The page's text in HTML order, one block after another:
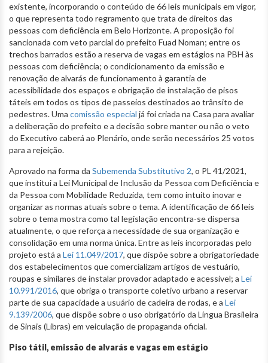
existente, incorporando o conteúdo de 66 leis municipais em vigor,
o que representa todo regramento que trata de direitos das
pessoas com deficiência em Belo Horizonte. A proposição foi
sancionada com veto parcial do prefeito Fuad Noman; entre os
trechos barrados estão a reserva de vagas em estágios na PBH às
pessoas com deficiência; o condicionamento da emissão e
renovação de alvarás de funcionamento à garantia de
acessibilidade dos espaços e obrigação de instalação de pisos
táteis em todos os tipos de passeios destinados ao trânsito de
pedestres. Uma comissão especial já foi criada na Casa para avaliar
a deliberação do prefeito e a decisão sobre manter ou não o veto
do Executivo caberá ao Plenário, onde serão necessários 25 votos
para a rejeição.
Aprovado na forma da Subemenda Substitutivo 2, o PL 41/2021,
que institui a Lei Municipal de Inclusão da Pessoa com Deficiência e
da Pessoa com Mobilidade Reduzida, tem como intuito inovar e
organizar as normas atuais sobre o tema. A identificação de 66 leis
sobre o tema mostra como tal legislação encontra-se dispersa
atualmente, o que reforça a necessidade de sua organização e
consolidação em uma norma única. Entre as leis incorporadas pelo
projeto está a Lei 11.049/2017, que dispõe sobre a obrigatoriedade
dos estabelecimentos que comercializam artigos de vestuário,
roupas e similares de instalar provador adaptado e acessível; a Lei
10.991/2016, que obriga o transporte coletivo urbano a reservar
parte de sua capacidade a usuário de cadeira de rodas, e a Lei
9.139/2006, que dispõe sobre o uso obrigatório da Língua Brasileira
de Sinais (Libras) em veiculação de propaganda oficial.
Piso tátil, emissão de alvarás e vagas em estágio